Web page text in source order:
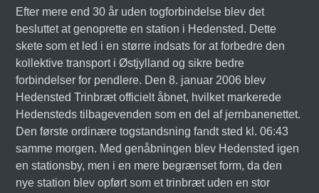
Efter mere end 30 år uden togforbindelse blev det
besluttet at genoprette en station i Hedensted. Dette
skete som et led i en større indsats for at forbedre den
kollektive transport i Østjylland og sikre bedre
forbindelser for pendlere. Den 8. januar 2006 blev
Hedensted Trinbræt officielt åbnet, hvilket markerede
Hedensteds tilbagevenden som en del af jernbanenettet.
Den første ordinære togstandsning fandt sted kl. 06:43
samme morgen. Med genåbningen blev Hedensted igen
en stationsby, men i en mere begrænset form, da den
nye station blev opført som et trinbræt uden en stor